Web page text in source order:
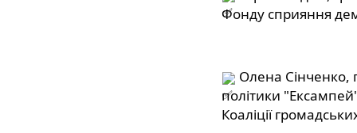
Фонду сприяння
Олена Сінченко,
політики
Коаліції